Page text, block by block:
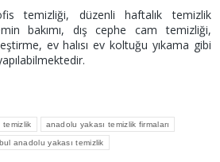
temizliği, düzenli haftalık temizlik
bakımı, dış cephe cam temizliği,
ev halısı ev koltuğu yıkama gibi
temizlik anadolu yakası temizlik firmaları
anadolu yakası temizlik